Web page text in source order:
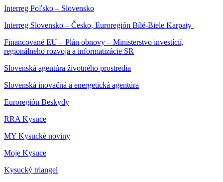
Interreg Poľsko – Slovensko
Interreg Slovensko – Česko, Euroregión Bílé-Biele Karpaty
Financované EU – Plán obnovy – Ministerstvo investícií,
regionálneho rozvoja a informatizácie SR
Slovenská agentúra životného prostredia
Slovenská inovačná a energetická agentúra
Euroregión Beskydy
RRA Kysuce
MY Kysucké noviny
Moje Kysuce
Kysucký triangel